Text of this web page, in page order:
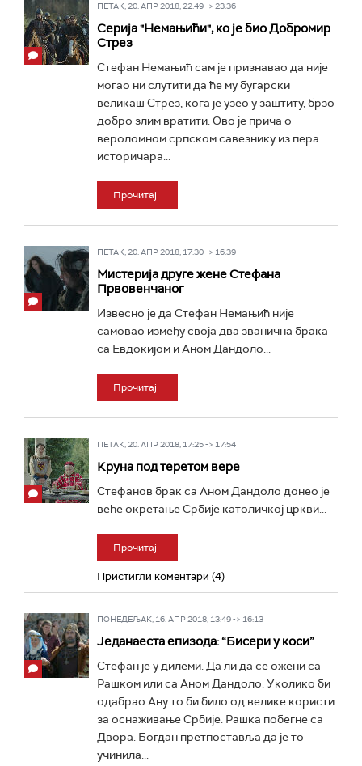
ПЕТАК, 20. АПР 2018, 22:49 -> 23:36
Серија "Немањићи", ко је био Добромир
Стрез
Стефан Немањић сам је признавао да није
могао ни слутити да ће му бугарски
великаш Стрез, кога је узео у заштиту, брзо
добро злим вратити. Ово је прича о
вероломном српском савезнику из пера
историчара...
Прочитај
ПЕТАК, 20. АПР 2018, 17:30 -> 16:39
Мистерија друге жене Стефана
Првовенчаног
Извесно је да Стефан Немањић није
самовао између своја два званична брака
са Евдокијом и Аном Дандоло...
Прочитај
ПЕТАК, 20. АПР 2018, 17:25 -> 17:54
Круна под теретом вере
Стефанов брак са Аном Дандоло донео је
веће окретање Србије католичкој цркви...
Прочитај
Пристигли коментари (4)
ПОНЕДЕЉАК, 16. АПР 2018, 13:49 -> 16:13
Једанаеста епизода: “Бисери у коси”
Стефан је у дилеми. Да ли да се ожени са
Рашком или са Аном Дандоло. Уколико би
одабрао Ану то би било од велике користи
за оснаживање Србије. Рашка побегне са
Двора. Богдан претпоставља да је то
учинила...